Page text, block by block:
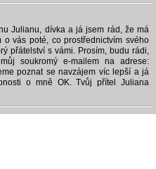
Julianu, dívka a já jsem rád, že má
vás poté, co prostřednictvím svého
přátelství s vámi. Prosím, budu rádi,
soukromý e-mailem na adrese:
poznat se navzájem víc lepší a já
o mně OK. Tvůj přítel Juliana